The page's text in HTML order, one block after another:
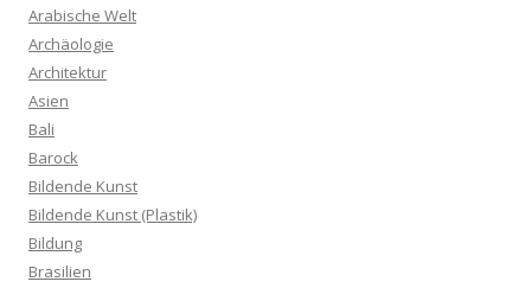
Arabische Welt
Archäologie
Architektur
Asien
Bali
Barock
Bildende Kunst
Bildende Kunst (Plastik)
Bildung
Brasilien